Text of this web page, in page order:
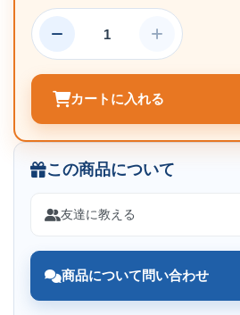
カートに入れる
この商品について
友達に教える
商品について問い合わせ